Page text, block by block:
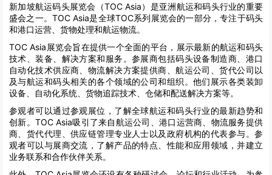
新加坡航运码头展览会（TOC Asia）是亚洲航运和码头行业的重要
盛会之一。TOC Asia是全球TOC系列展览会的一部分，专注于码头
和港口运营、货物处理和航运物流。
TOC Asia展览会旨在提供一个全面的平台，展示最新的航运和码头
技术、装备、解决方案和服务。参展商包括码头设备制造商、港口
自动化技术供应商、物流解决方案提供商、航运公司、货代公司以
及与航运和码头相关的各个领域的公司和组织。他们展示各类装卸
设备、自动化系统、货物追踪技术、仓储和配送解决方案等。
参观者可以通过参观展位，了解全球航运和码头行业的最新趋势和
创新。TOC Asia吸引了来自航运公司、港口运营商、物流服务提供
商、货代代理、供应链管理专业人士以及政府机构的代表参与。参
观者可以与展商交流，了解产品的特点、性能和应用领域，并建立
业务联系和合作伙伴关系。